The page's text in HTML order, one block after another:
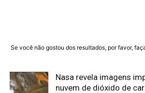
Se você não gostou dos resultados, por favor,
Nasa revela imagens
nuvem de dióxido de